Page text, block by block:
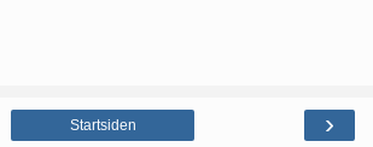
›
Startsiden